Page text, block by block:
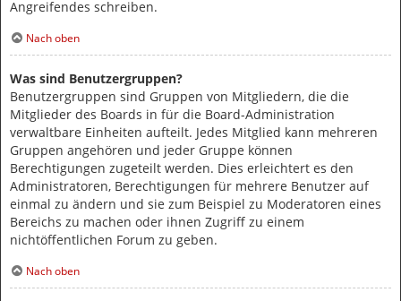
Angreifendes schreiben.
Nach oben
Was sind Benutzergruppen?
Benutzergruppen sind Gruppen von Mitgliedern, die die
Mitglieder des Boards in für die Board-Administration
verwaltbare Einheiten aufteilt. Jedes Mitglied kann mehreren
Gruppen angehören und jeder Gruppe können
Berechtigungen zugeteilt werden. Dies erleichtert es den
Administratoren, Berechtigungen für mehrere Benutzer auf
einmal zu ändern und sie zum Beispiel zu Moderatoren eines
Bereichs zu machen oder ihnen Zugriff zu einem
nichtöffentlichen Forum zu geben.
Nach oben